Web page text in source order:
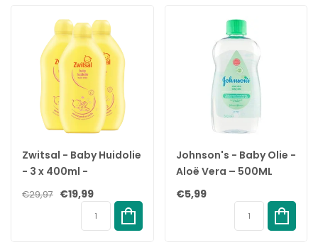
1x Zacht en kambaar haar behandeling set
Specificaties
Africa's Best
Kids Originals Hair Softening System Kit
Inhoud:
1 complete behandeling
034285517014
Zwitsal - Baby Huidolie
- 3 x 400ml -
Voordeelpack
€29,97 €19,99
Johnson's - Baby Olie -
Aloë Vera – 500ML
€5,99